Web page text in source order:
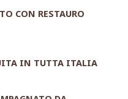
CON RESTAURO
IN TUTTA ITALIA